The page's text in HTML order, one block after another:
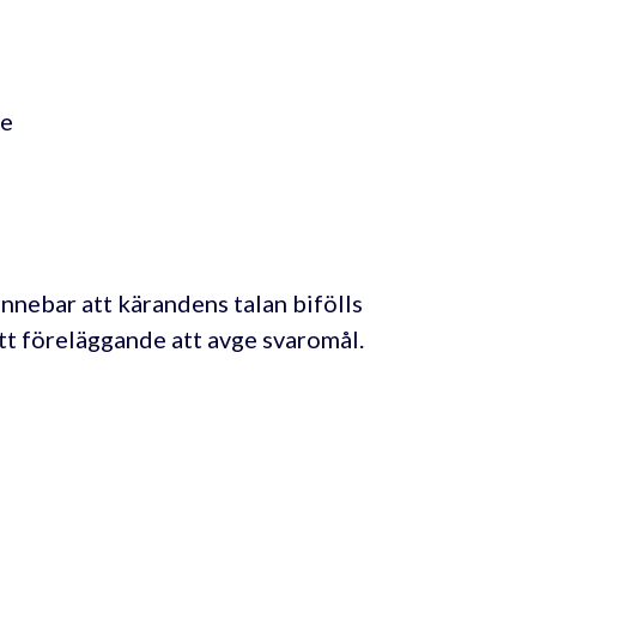
att kärandens talan bifölls
föreläggande att avge svaromål.